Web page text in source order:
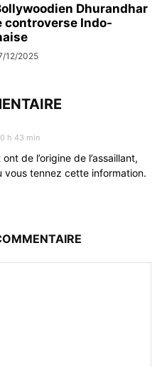
Dhurandhar
controverse Indo-
12/2025
h 43 min
de l’origine de l’assaillant,
vous tennez cette information.